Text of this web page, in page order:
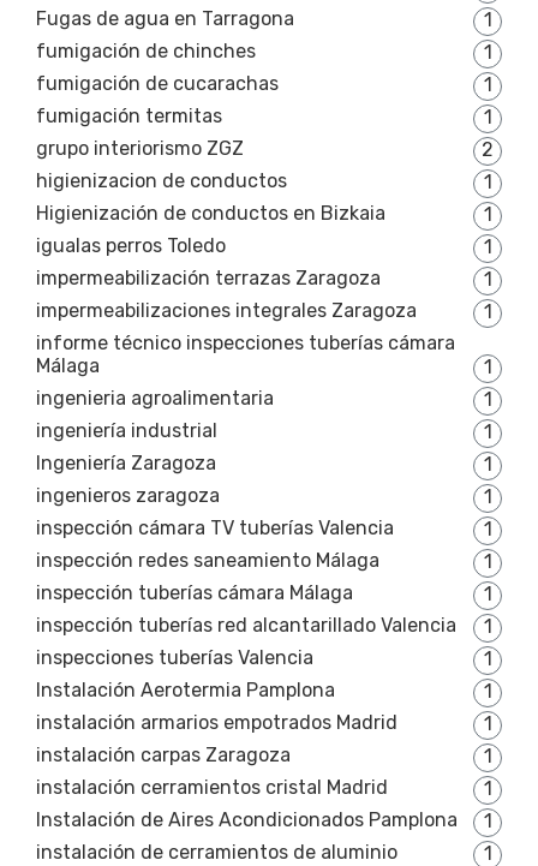
Fugas de agua en Tarragona
1
fumigación de chinches
1
fumigación de cucarachas
1
fumigación termitas
1
grupo interiorismo ZGZ
2
higienizacion de conductos
1
Higienización de conductos en Bizkaia
1
igualas perros Toledo
1
impermeabilización terrazas Zaragoza
1
impermeabilizaciones integrales Zaragoza
1
informe técnico inspecciones tuberías cámara
Málaga
1
ingenieria agroalimentaria
1
ingeniería industrial
1
Ingeniería Zaragoza
1
ingenieros zaragoza
1
inspección cámara TV tuberías Valencia
1
inspección redes saneamiento Málaga
1
inspección tuberías cámara Málaga
1
inspección tuberías red alcantarillado Valencia
1
inspecciones tuberías Valencia
1
Instalación Aerotermia Pamplona
1
instalación armarios empotrados Madrid
1
instalación carpas Zaragoza
1
instalación cerramientos cristal Madrid
1
Instalación de Aires Acondicionados Pamplona
1
instalación de cerramientos de aluminio
1